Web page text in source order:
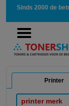
Sinds 2000 de
Printer
printer merk